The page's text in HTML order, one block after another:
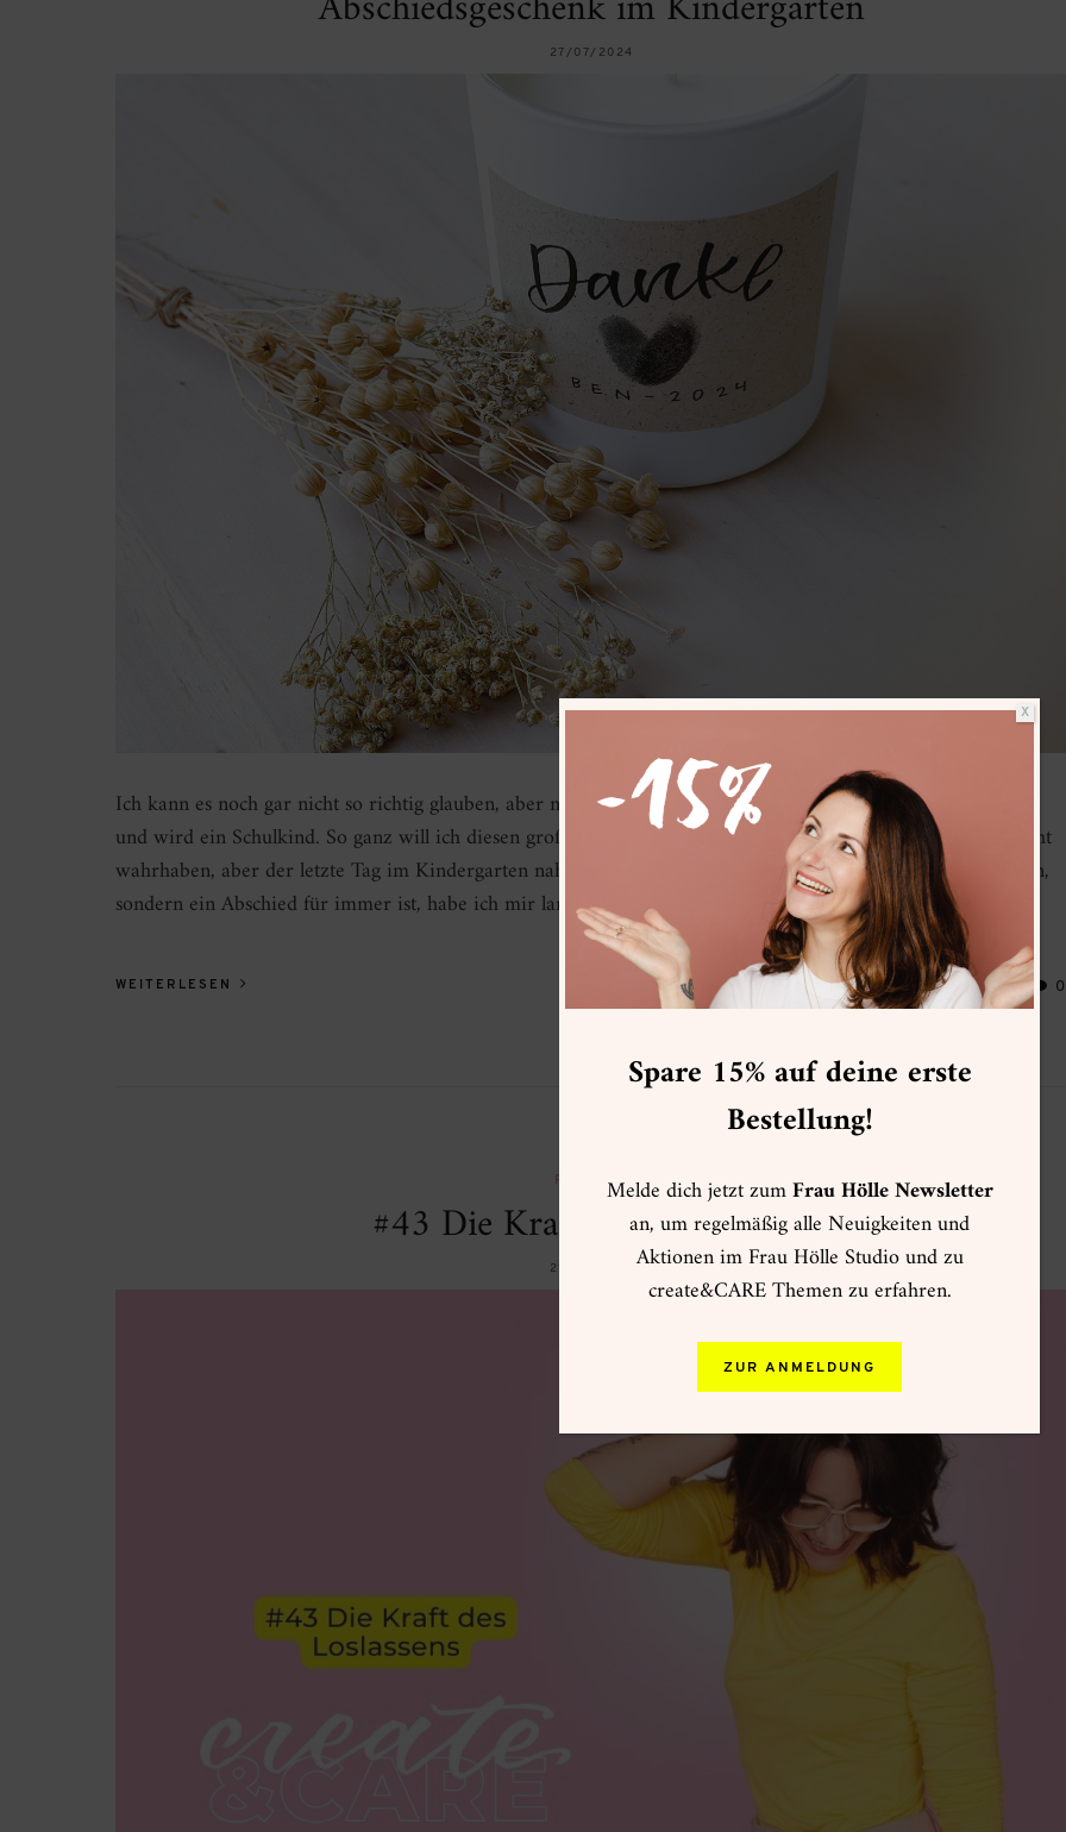
27/07/2024
Ich kann es noch gar nicht so richtig glauben, aber mein “kleiner Ben” verlässt dieses Jahr den Kindergarten
und wird ein Schulkind. So ganz will ich diesen großen und irgendwie auch beängstigenden Schritt noch nicht
wahrhaben, aber der letzte Tag im Kindergarten naht. Und da es diesmal kein Abschied in die Sommerferien,
sondern ein Abschied für immer ist, habe ich mir lange Gedanken um das passende Abschiedsgeschenk für…
WEITERLESEN 0
PODCAST
#43 Die Kraft des Loslassens
21/06/2024
Spare 15% auf deine erste
Bestellung!
Melde dich jetzt zumFrau Hölle Newsletter
an, um regelmäßig alle Neuigkeiten und
Aktionen im Frau Hölle Studio und zu
create&CARE Themen zu erfahren.
ZUR ANMELDUNG
X